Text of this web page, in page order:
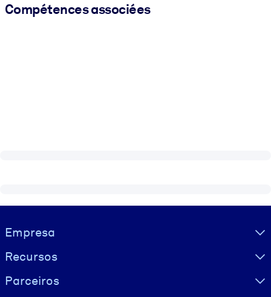
Compétences associées
Visually hidden Text
Empresa
Recursos
Parceiros